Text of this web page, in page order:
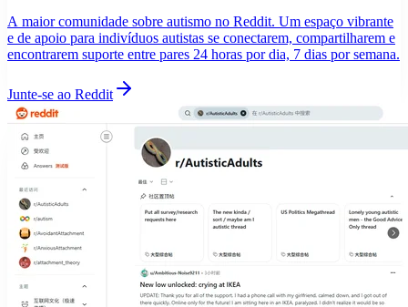
A maior comunidade sobre autismo no Reddit. Um espaço vibrante
e de apoio para indivíduos autistas se conectarem, compartilharem e
encontrarem suporte entre pares 24 horas por dia, 7 dias por semana.
Junte-se ao Reddit